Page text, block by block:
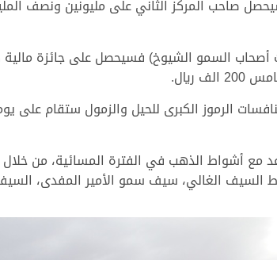
الرموز الكبرى للحيل والزمول ستقام على
7 مارس سيكون الموعد مع أشواط الذهب في الفترة
الغالي، سيف سمو الأمير المفدى،